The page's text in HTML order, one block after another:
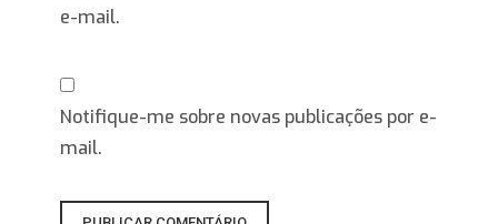
e-mail.
Notifique-me sobre novas publicações por e-
mail.